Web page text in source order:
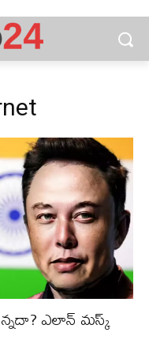
ఎలాన్ మస్క్